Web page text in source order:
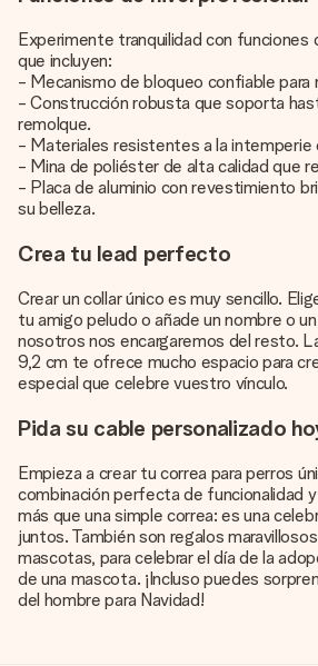
Experimente tranquilidad con funciones
que incluyen:
- Mecanismo de bloqueo confiable para
- Construcción robusta que soporta
remolque.
- Materiales resistentes a la intemperie
- Mina de poliéster de alta calidad que
- Placa de aluminio con revestimiento
su belleza.
Crea tu lead perfecto
Crear un collar único es muy sencillo.
tu amigo peludo o añade un nombre o
nosotros nos encargaremos del resto.
9,2 cm te ofrece mucho espacio para
especial que celebre vuestro vínculo.
Pida su cable personalizado
Empieza a crear tu correa para perros
combinación perfecta de funcionalidad
más que una simple correa: es una
juntos. También son regalos
mascotas, para celebrar el día de la
de una mascota. ¡Incluso puedes
del hombre para Navidad!